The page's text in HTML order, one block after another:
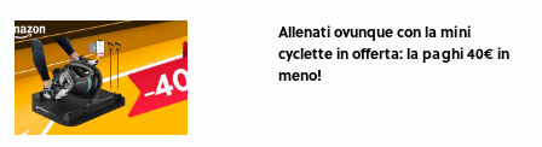
Allenati ovunque con la mini
cyclette in offerta: la paghi 40€ in
meno!